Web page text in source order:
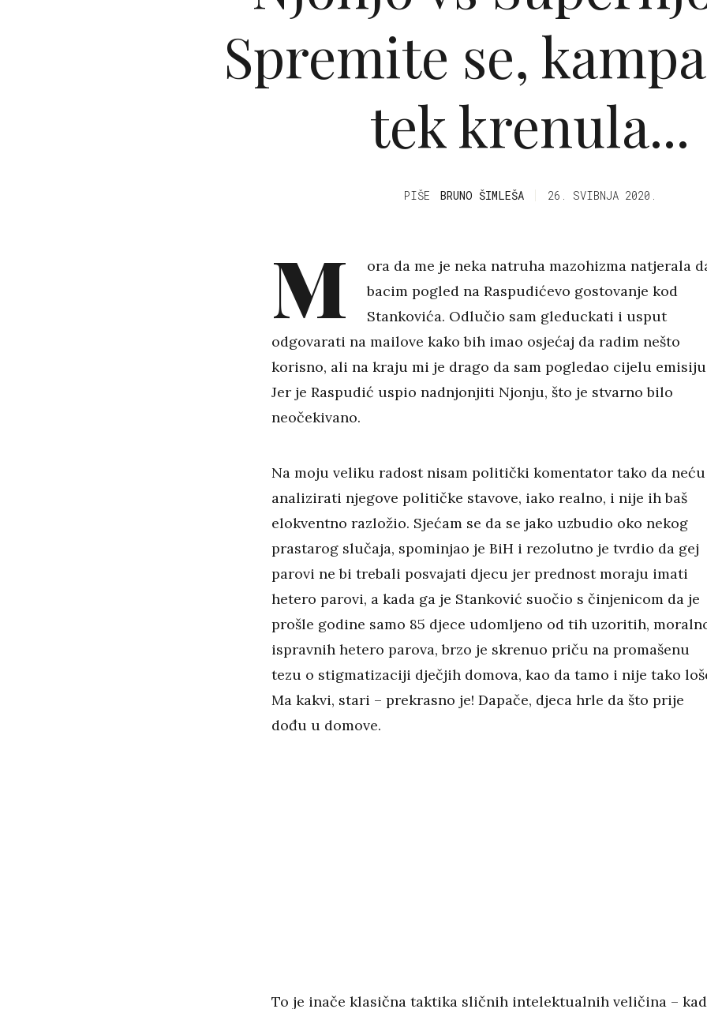
Spremite se,
tek krenula...
PIŠE BRUNO ŠIMLEŠA 26. SVIBNJA 2020.
M
ora da me je neka natruha mazohizma natjerala
bacim pogled na Raspudićevo gostovanje kod
Stankovića. Odlučio sam gleduckati i usput
odgovarati na mailove kako bih imao osjećaj da radim nešto
korisno, ali na kraju mi je drago da sam pogledao cijelu
Jer je Raspudić uspio nadnjonjiti Njonju, što je stvarno bilo
neočekivano.
Na moju veliku radost nisam politički komentator tako da neću
analizirati njegove političke stavove, iako realno, i nije ih baš
elokventno razložio. Sjećam se da se jako uzbudio oko nekog
prastarog slučaja, spominjao je BiH i rezolutno je tvrdio da gej
parovi ne bi trebali posvajati djecu jer prednost moraju imati
hetero parovi, a kada ga je Stanković suočio s činjenicom da je
prošle godine samo 85 djece udomljeno od tih uzoritih,
ispravnih hetero parova, brzo je skrenuo priču na promašenu
tezu o stigmatizaciji dječjih domova, kao da tamo i nije tako
Ma kakvi, stari – prekrasno je! Dapače, djeca hrle da što prije
dođu u domove.
To je inače klasična taktika sličnih intelektualnih veličina – kad